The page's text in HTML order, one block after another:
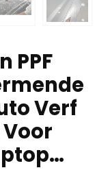
PPF
Verf